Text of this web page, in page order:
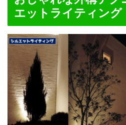
エットライティング